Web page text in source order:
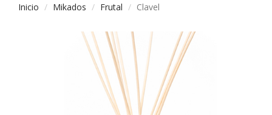
Inicio Mikados Frutal Clavel